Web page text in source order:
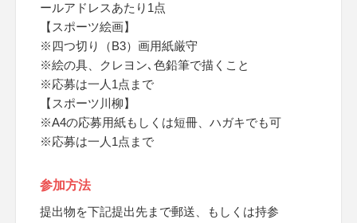
ールアドレスあたり1点
【スポーツ絵画】
※四つ切り（B3）画用紙厳守
※絵の具、クレヨン､色鉛筆で描くこと
※応募は一人1点まで
【スポーツ川柳】
※A4の応募用紙もしくは短冊、ハガキでも可
※応募は一人1点まで
参加方法
提出物を下記提出先まで郵送、もしくは持参